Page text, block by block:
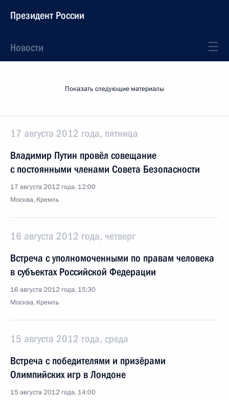
Президент России
Новости
Показать следующие материалы
17 августа 2012 года, пятница
Владимир Путин провёл совещание
с постоянными членами Совета Безопасности
17 августа 2012 года, 12:00
Москва, Кремль
16 августа 2012 года, четверг
Встреча с уполномоченными по правам человека
в субъектах Российской Федерации
16 августа 2012 года, 15:30
Москва, Кремль
15 августа 2012 года, среда
Встреча с победителями и призёрами
Олимпийских игр в Лондоне
15 августа 2012 года, 14:00